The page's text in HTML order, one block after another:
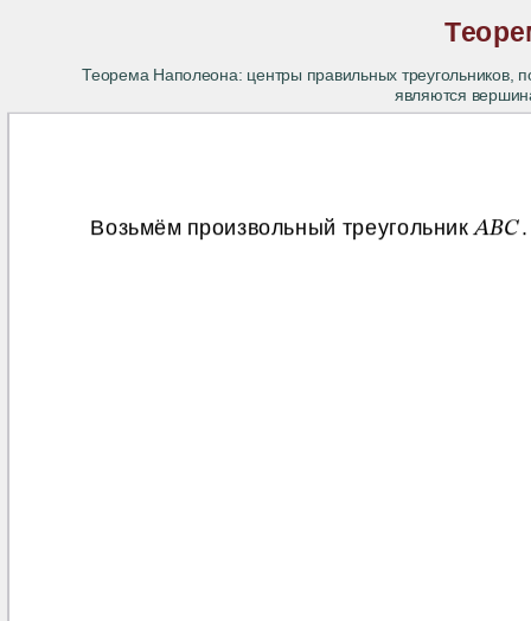
Теорема Наполеона: центры правильных треугольников,
являются